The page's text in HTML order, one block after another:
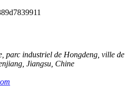
parc industriel de Hongdeng, ville de
Jiangsu, Chine